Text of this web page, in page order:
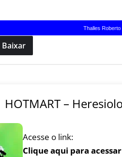
Baixar
HOTMART –
Acesse o link:
Clique aqui para